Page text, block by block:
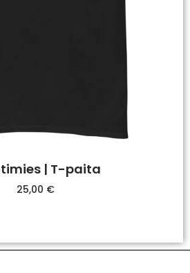
| T-paita
25,00 €